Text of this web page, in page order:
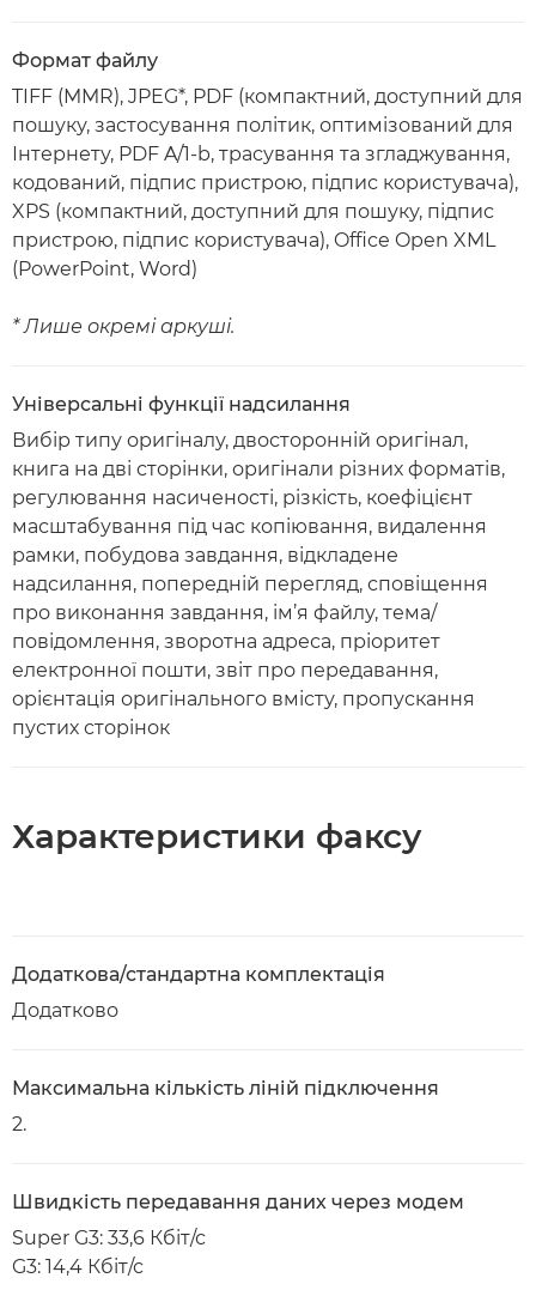
Формат файлу
TIFF (MMR), JPEG*, PDF (компактний, доступний для
пошуку, застосування політик, оптимізований для
Інтернету, PDF A/1-b, трасування та згладжування,
кодований, підпис пристрою, підпис користувача),
XPS (компактний, доступний для пошуку, підпис
пристрою, підпис користувача), Office Open XML
(PowerPoint, Word)
* Лише окремі аркуші.
Універсальні функції надсилання
Вибір типу оригіналу, двосторонній оригінал,
книга на дві сторінки, оригінали різних форматів,
регулювання насиченості, різкість, коефіцієнт
масштабування під час копіювання, видалення
рамки, побудова завдання, відкладене
надсилання, попередній перегляд, сповіщення
про виконання завдання, ім’я файлу, тема/
повідомлення, зворотна адреса, пріоритет
електронної пошти, звіт про передавання,
орієнтація оригінального вмісту, пропускання
пустих сторінок
Характеристики факсу
Додаткова/стандартна комплектація
Додатково
Максимальна кількість ліній підключення
2.
Швидкість передавання даних через модем
Super G3: 33,6 Кбіт/с
G3: 14,4 Кбіт/с